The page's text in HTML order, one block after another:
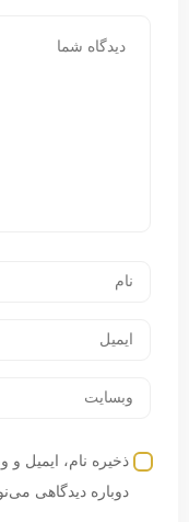
ذخیره نام، ایمیل
دوباره دیدگاهی